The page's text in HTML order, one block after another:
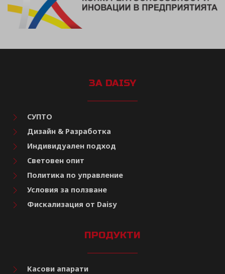
ЗА DAISY
СУПТО
Дизайн & Разработка
Индивидуален подход
Световен опит
Политика по управление
Условия за ползване
Фискализация от Daisy
ПРОДУКТИ
Касови апарати